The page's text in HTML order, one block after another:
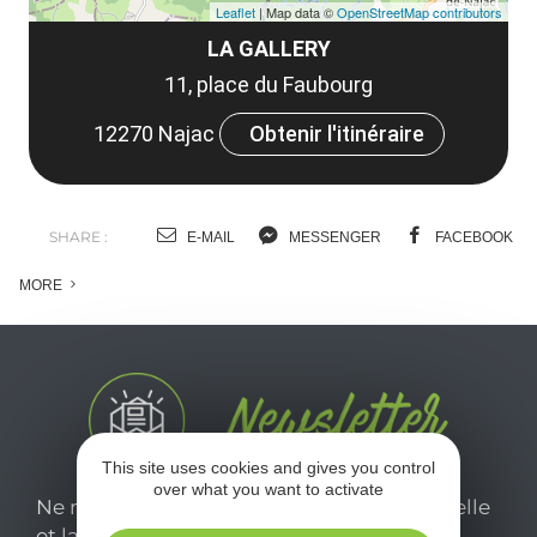
LA GALLERY
11, place du Faubourg
12270 Najac
Obtenir l'itinéraire
Leaflet | Map data ©OpenStreetMap contributors
SHARE : E-MAIL MESSENGER FACEBOOK
MORE
Ne manquez pas notre newsletter mensuelle
This site uses cookies and gives you control
over what you want to activate